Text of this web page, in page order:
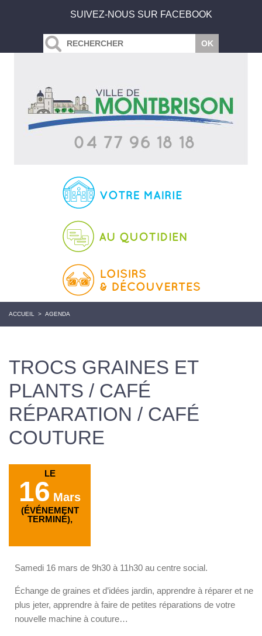
SUIVEZ-NOUS SUR FACEBOOK
ACCUEIL > AGENDA
TROCS GRAINES ET
PLANTS / CAFÉ
RÉPARATION / CAFÉ
COUTURE
LE
16 Mars
(ÉVÉNEMENT
TERMINÉ),
Samedi 16 mars de 9h30 à 11h30 au centre social.
Échange de graines et d’idées jardin, apprendre à réparer et ne
plus jeter, apprendre à faire de petites réparations de votre
nouvelle machine à couture…